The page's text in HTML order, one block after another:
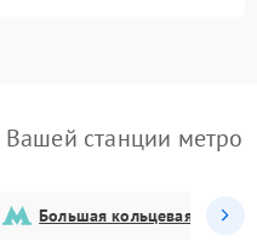
станции метро
Большая кольцевая